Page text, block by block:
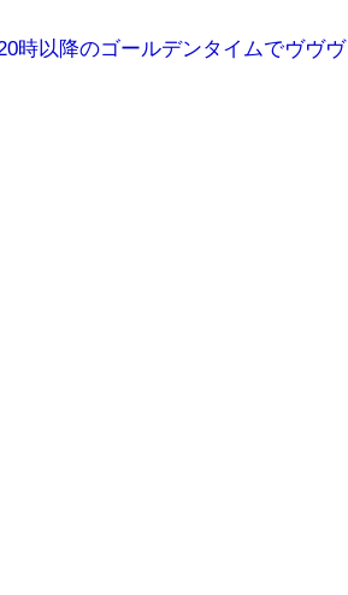
時以降のゴールデンタイムでヴヴヴ